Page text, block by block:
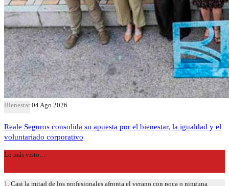
Bienestar 04 Ago 2026
Reale Seguros consolida su apuesta por el bienestar, la igualdad y el
voluntariado corporativo
Lo más visto…
1. Casi la mitad de los profesionales afronta el verano con poca o ninguna